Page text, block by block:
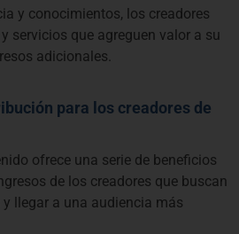
y conocimientos, los creadores
servicios que agreguen valor a su
adicionales.
para los creadores de
ofrece una serie de beneficios
de los creadores que buscan
llegar a una audiencia más